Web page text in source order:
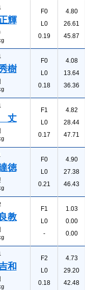
輝
F0
L0
0.19
4.80
26.61
45.87
樹
F0
L0
0.18
4.08
13.64
36.36
F1
L0
0.17
4.82
28.44
47.71
徳
F0
L0
0.21
4.90
27.38
46.43
教
F1
L0
-
1.03
0.00
0.00
和
F2
L0
0.18
4.73
29.20
42.48